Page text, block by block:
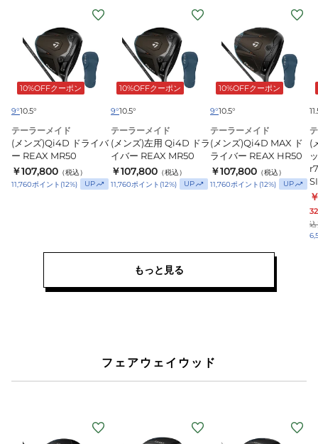
TL758
ズ)Qi4D
イ
バ
ー
REAX
MR50
10%OFFクーポン
9°10.5°
テーラーメイド
(メンズ)Qi4D ドライバ
ー REAX MR50
￥107,800 （税込）
11,760ポイント (12%) UP
ズ)
Qi4D
ド
ラ
イ
バ
ー
10%OFFクーポン
9°10.5°
テーラーメイド
(メンズ)左用 Qi4D ドラ
イバー REAX MR50
￥107,800 （税込）
11,760ポイント (12%) UP
ズ)Qi4D
MAX
ラ
イ
バ
ー
REAX
HR50
10%OFFクーポン
9°10.5°
テーラーメイド
(メンズ)Qi4D MAX ド
ライバー REAX HR50
￥107,800 （税込）
11,760ポイント (12%) UP
(
込
もっと見る
フェアウェイウッド